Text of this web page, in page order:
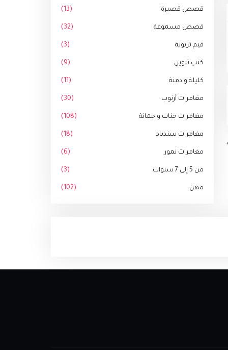
قصص قصيرة (13)
قصص مسموعة (32)
قيم تربوية (3)
كتب تلوين (9)
كليلة و دمنة (11)
مغامرات أرنوب (30)
مغامرات جنات و جمانة (108)
مغامرات سندباد (18)
مغامرات نمور (6)
من 5 إلى 7 سنوات (3)
مهن (102)